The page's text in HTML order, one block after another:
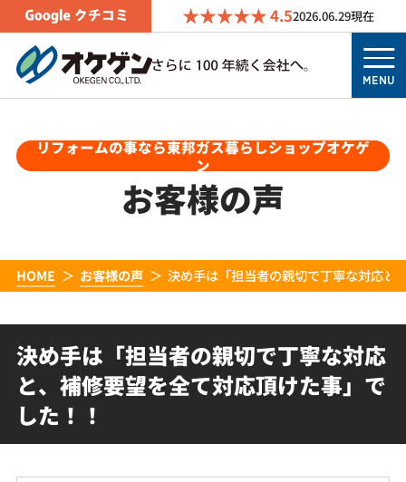
4.52026.06.29現在
MENU
リフォームの事なら東邦ガス暮らしショップオケゲ
ン
お客様の声
HOME お客様の声 決め手は「担当者の親切で丁寧な対応と
決め手は「担当者の親切で丁寧な対応
と、補修要望を全て対応頂けた事」で
した！！